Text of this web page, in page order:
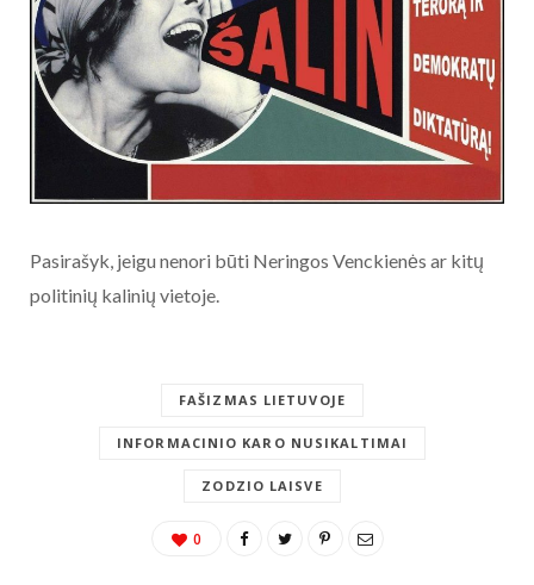
Pasirašyk, jeigu nenori būti Neringos Venckienės ar kitų
politinių kalinių vietoje.
FAŠIZMAS LIETUVOJE
INFORMACINIO KARO NUSIKALTIMAI
ZODZIO LAISVE
0